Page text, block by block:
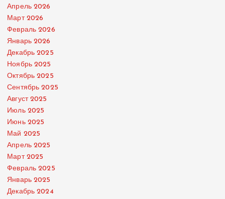
Апрель 2026
Март 2026
Февраль 2026
Январь 2026
Декабрь 2025
Ноябрь 2025
Октябрь 2025
Сентябрь 2025
Август 2025
Июль 2025
Июнь 2025
Май 2025
Апрель 2025
Март 2025
Февраль 2025
Январь 2025
Декабрь 2024